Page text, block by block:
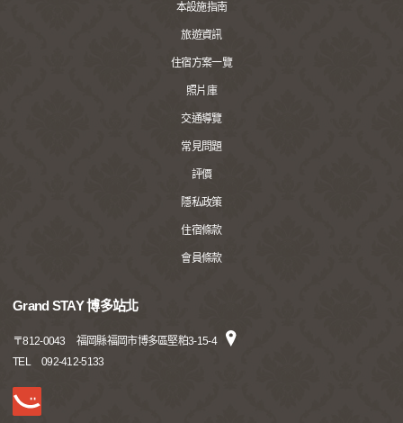
本設施指南
旅遊資訊
住宿方案一覽
照片庫
交通導覽
常見問題
評價
隱私政策
住宿條款
會員條款
Grand STAY 博多站北
〒812-0043
福岡縣福岡市博多區堅粕3-15-4
TEL
092-412-5133